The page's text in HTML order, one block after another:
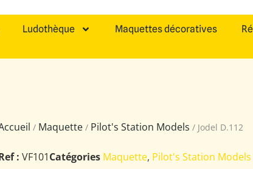
Ludothèque Maquettes décoratives
/ Maquette / Pilot's Station Models / Jodel D.112
: VF101Catégories Maquette, Pilot's Station Models